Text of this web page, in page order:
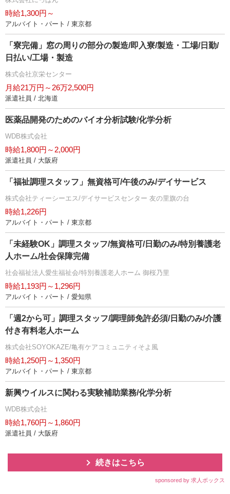
時給1,300円～
アルバイト・パート / 東京都
「寮完備」窓の周りの部分の製造/即入寮/製造・工場/日勤/
日払い/工場・製造
株式会社京栄センター
月給21万円～26万2,500円
派遣社員 / 北海道
医薬品開発のためのバイオ分析試験/化学分析
WDB株式会社
時給1,800円～2,000円
派遣社員 / 大阪府
「福祉調理スタッフ」無資格可/午後のみ/デイサービス
株式会社ティーシーエス/デイサービスセンター 友の里旗の台
時給1,226円
アルバイト・パート / 東京都
「未経験OK」調理スタッフ/無資格可/日勤のみ/特別養護老
人ホーム/社会保障完備
社会福祉法人愛生福祉会/特別養護老人ホーム 御桜乃里
時給1,193円～1,296円
アルバイト・パート / 愛知県
「週2から可」調理スタッフ/調理師免許必須/日勤のみ/介護
付き有料老人ホーム
株式会社SOYOKAZE/亀有ケアコミュニティそよ風
時給1,250円～1,350円
アルバイト・パート / 東京都
新興ウイルスに関わる実験補助業務/化学分析
WDB株式会社
時給1,760円～1,860円
派遣社員 / 大阪府
続きはこちら
sponsored by 求人ボックス